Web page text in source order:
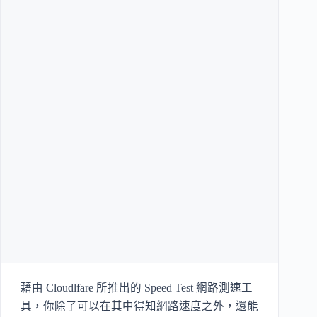
藉由 Cloudlfare 所推出的 Speed Test 網路測速工
具，你除了可以在其中得知網路速度之外，還能